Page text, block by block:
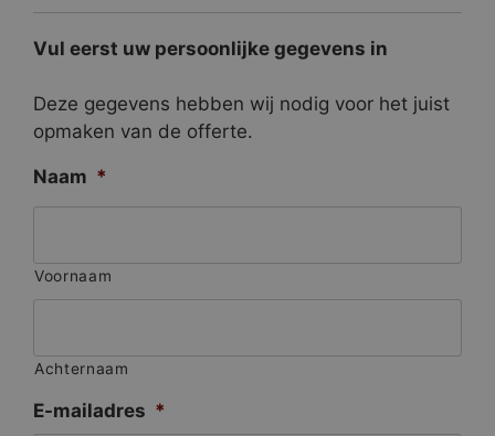
Vul eerst uw persoonlijke gegevens in
Deze gegevens hebben wij nodig voor het juist
opmaken van de offerte.
Naam *
Voornaam
Achternaam
E-mailadres *